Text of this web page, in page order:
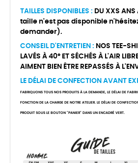
TAILLES DISPONIBLES : DU XXS
taille n'est pas disponible
demander).
CONSEIL D'ENTRETIEN : NOS TEE-
LAVÉS À 40° ET SÉCHÉS À L'AIR
AIMENT BIEN ÊTRE REPASSÉS À
LE DÉLAI DE CONFECTION AVANT
FABRIQUONS TOUS NOS PRODUITS À LA DEMANDE, LE DÉLAI DE
FONCTION DE LA CHARGE DE NOTRE ATELIER. LE DÉLAI DE
PRODUIT SOUS LE BOUTON "PANIER" DANS UN ENCADRÉ VERT.